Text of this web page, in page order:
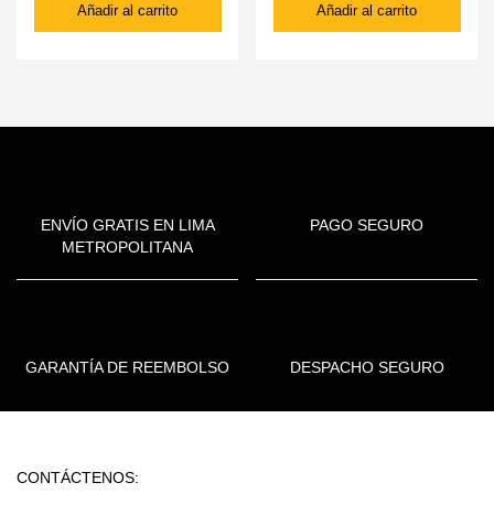
Añadir al carrito Añadir al carrito
ENVÍO GRATIS EN LIMA
METROPOLITANA
PAGO SEGURO
GARANTÍA DE REEMBOLSO DESPACHO SEGURO
CONTÁCTENOS: